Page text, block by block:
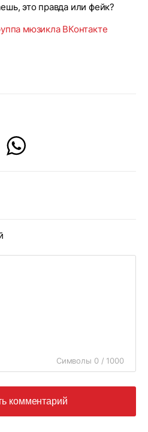
это правда или фейк?
мюзикла ВКонтакте
Символы 0 / 1000
комментарий